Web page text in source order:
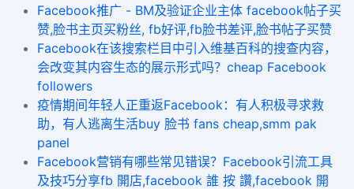
Facebook推广 - BM及验证企业主体 facebook帖子买
赞,脸书主页买粉丝, fb好评,fb脸书差评,脸书帖子买赞
Facebook在该搜索栏目中引入维基百科的搜查内容，
会改变其内容生态的展示形式吗？cheap Facebook
followers
疫情期间年轻人正重返Facebook：有人积极寻求救
助，有人逃离生活buy 脸书 fans cheap,smm pak
panel
Facebook营销有哪些常见错误？Facebook引流工具
及技巧分享fb 開店,facebook 誰 按 讚,facebook 開